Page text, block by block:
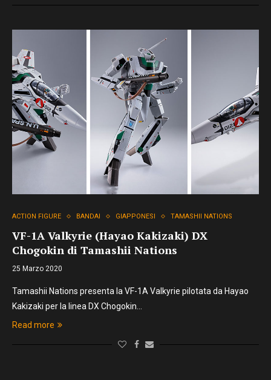
ACTION FIGURE BANDAI GIAPPONESI TAMASHII NATIONS
VF-1A Valkyrie (Hayao Kakizaki) DX
Chogokin di Tamashii Nations
25 Marzo 2020
Tamashii Nations presenta la VF-1A Valkyrie pilotata da Hayao
Kakizaki per la linea DX Chogokin…
Read more